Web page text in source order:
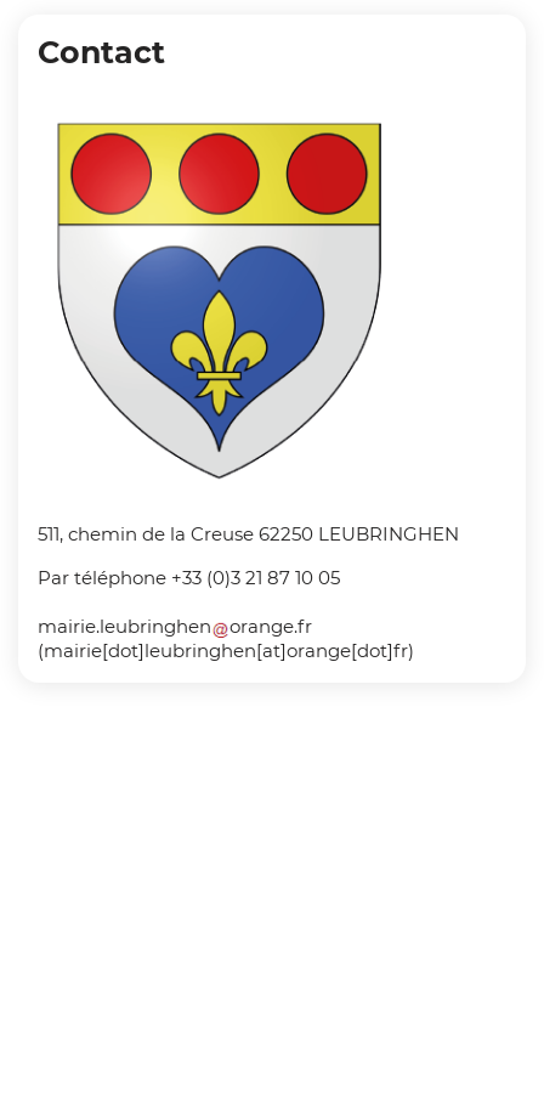
Contact
511, chemin de la Creuse 62250 LEUBRINGHEN
Par téléphone +33 (0)3 21 87 10 05
mairie.leubringhen orange.fr
(mairie[dot]leubringhen[at]orange[dot]fr)